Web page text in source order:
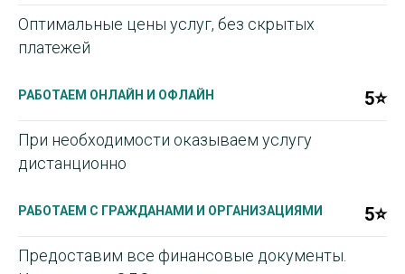
Оптимальные цены услуг, без скрытых
платежей
РАБОТАЕМ ОНЛАЙН И ОФЛАЙН 5⭐
При необходимости оказываем услугу
дистанционно
РАБОТАЕМ С ГРАЖДАНАМИ И ОРГАНИЗАЦИЯМИ 5⭐
Предоставим все финансовые документы.